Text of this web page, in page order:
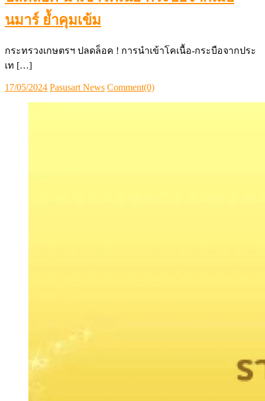
นมาร์ ย้ำคุมเข้ม
กระทรวงเกษตรฯ ปลดล็อค ! การนำเข้าโคเนื้อ-กระบือจากประ
เท […]
Posted
17/05/2024 Author
Pasusart News Comment(0)